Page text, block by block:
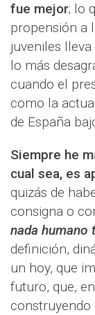
fue mejor; lo
propensión a
juveniles
lo más
cuando el
como la
de España
Siempre he
cual sea, es
quizás de
consigna o
nada humano
definición,
un hoy, que
futuro, que,